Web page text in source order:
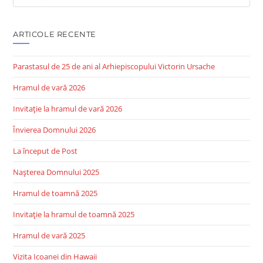
this
ARTICOLE RECENTE
Parastasul de 25 de ani al Arhiepiscopului Victorin Ursache
Hramul de vară 2026
Invitație la hramul de vară 2026
Învierea Domnului 2026
La început de Post
Nașterea Domnului 2025
Hramul de toamnă 2025
Invitație la hramul de toamnă 2025
Hramul de vară 2025
Vizita Icoanei din Hawaii